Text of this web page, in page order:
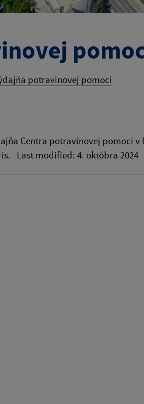
potravinovej pomoci
Centra potravinovej pomoci v
Last modified: 4. októbra 2024